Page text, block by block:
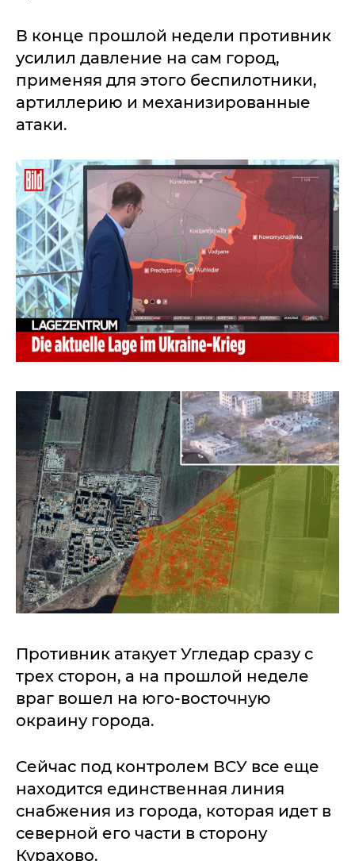
В конце прошлой недели противник
усилил давление на сам город,
применяя для этого беспилотники,
артиллерию и механизированные
атаки.
Противник атакует Угледар сразу с
трех сторон, а на прошлой неделе
враг вошел на юго-восточную
окраину города.
Сейчас под контролем ВСУ все еще
находится единственная линия
снабжения из города, которая идет в
северной его части в сторону
Курахово.